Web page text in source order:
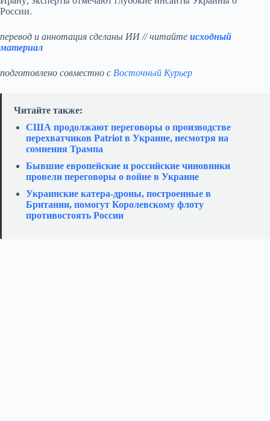
России.
перевод и аннотация сделаны ИИ // читайте исходный
материал
подготовлено совместно с Восточный Курьер
Читайте также:
США продолжают переговоры о производстве
перехватчиков Patriot в Украине, несмотря на
сомнения Трампа
Бывшие европейские и российские чиновники
провели переговоры о войне в Украине
Украинские катера‑дроны, построенные в
Британии, помогут Королевскому флоту
противостоять России